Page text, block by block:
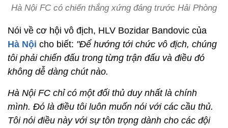
Hà Nội FC có chiến thắng xứng đáng trước Hải Phòng
Nói về cơ hội vô địch, HLV Bozidar Bandovic của
Hà Nội cho biết: "Để hướng tới chức vô địch, chúng
tôi phải chiến đấu trong từng trận đấu và điều đó
không dễ dàng chút nào.
Hà Nội FC chỉ có một đối thủ duy nhất là chính
mình. Đó là điều tôi luôn muốn nói với các cầu thủ.
Tôi nói điều này với sự tôn trọng dành cho các đội